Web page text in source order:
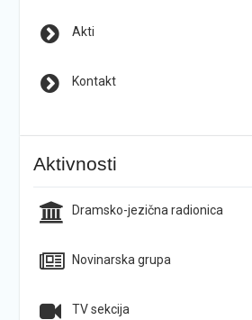
Akti
Kontakt
Aktivnosti
Dramsko-jezična radionica
Novinarska grupa
TV sekcija